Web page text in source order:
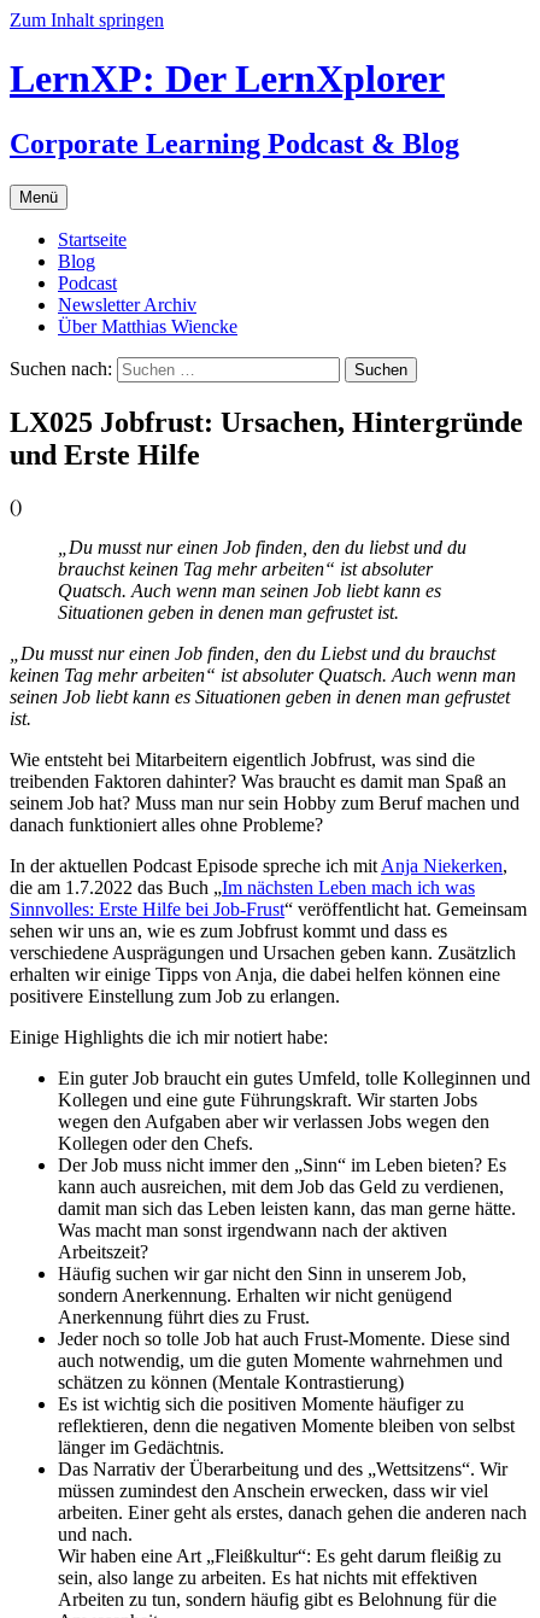
Zum Inhalt springen
LernXP: Der LernXplorer
Corporate Learning Podcast & Blog
Menü
Startseite
Blog
Podcast
Newsletter Archiv
Über Matthias Wiencke
Suchen nach:
LX025 Jobfrust: Ursachen, Hintergründe
und Erste Hilfe
()
„Du musst nur einen Job finden, den du liebst und du
brauchst keinen Tag mehr arbeiten“ ist absoluter
Quatsch. Auch wenn man seinen Job liebt kann es
Situationen geben in denen man gefrustet ist.
„Du musst nur einen Job finden, den du Liebst und du brauchst
keinen Tag mehr arbeiten“ ist absoluter Quatsch. Auch wenn man
seinen Job liebt kann es Situationen geben in denen man gefrustet
ist.
Wie entsteht bei Mitarbeitern eigentlich Jobfrust, was sind die
treibenden Faktoren dahinter? Was braucht es damit man Spaß an
seinem Job hat? Muss man nur sein Hobby zum Beruf machen und
danach funktioniert alles ohne Probleme?
In der aktuellen Podcast Episode spreche ich mit Anja Niekerken,
die am 1.7.2022 das Buch „Im nächsten Leben mach ich was
Sinnvolles: Erste Hilfe bei Job-Frust“ veröffentlicht hat. Gemeinsam
sehen wir uns an, wie es zum Jobfrust kommt und dass es
verschiedene Ausprägungen und Ursachen geben kann. Zusätzlich
erhalten wir einige Tipps von Anja, die dabei helfen können eine
positivere Einstellung zum Job zu erlangen.
Einige Highlights die ich mir notiert habe:
Ein guter Job braucht ein gutes Umfeld, tolle Kolleginnen und
Kollegen und eine gute Führungskraft. Wir starten Jobs
wegen den Aufgaben aber wir verlassen Jobs wegen den
Kollegen oder den Chefs.
Der Job muss nicht immer den „Sinn“ im Leben bieten? Es
kann auch ausreichen, mit dem Job das Geld zu verdienen,
damit man sich das Leben leisten kann, das man gerne hätte.
Was macht man sonst irgendwann nach der aktiven
Arbeitszeit?
Häufig suchen wir gar nicht den Sinn in unserem Job,
sondern Anerkennung. Erhalten wir nicht genügend
Anerkennung führt dies zu Frust.
Jeder noch so tolle Job hat auch Frust-Momente. Diese sind
auch notwendig, um die guten Momente wahrnehmen und
schätzen zu können (Mentale Kontrastierung)
Es ist wichtig sich die positiven Momente häufiger zu
reflektieren, denn die negativen Momente bleiben von selbst
länger im Gedächtnis.
Das Narrativ der Überarbeitung und des „Wettsitzens“. Wir
müssen zumindest den Anschein erwecken, dass wir viel
arbeiten. Einer geht als erstes, danach gehen die anderen nach
und nach.
Wir haben eine Art „Fleißkultur“: Es geht darum fleißig zu
sein, also lange zu arbeiten. Es hat nichts mit effektiven
Arbeiten zu tun, sondern häufig gibt es Belohnung für die